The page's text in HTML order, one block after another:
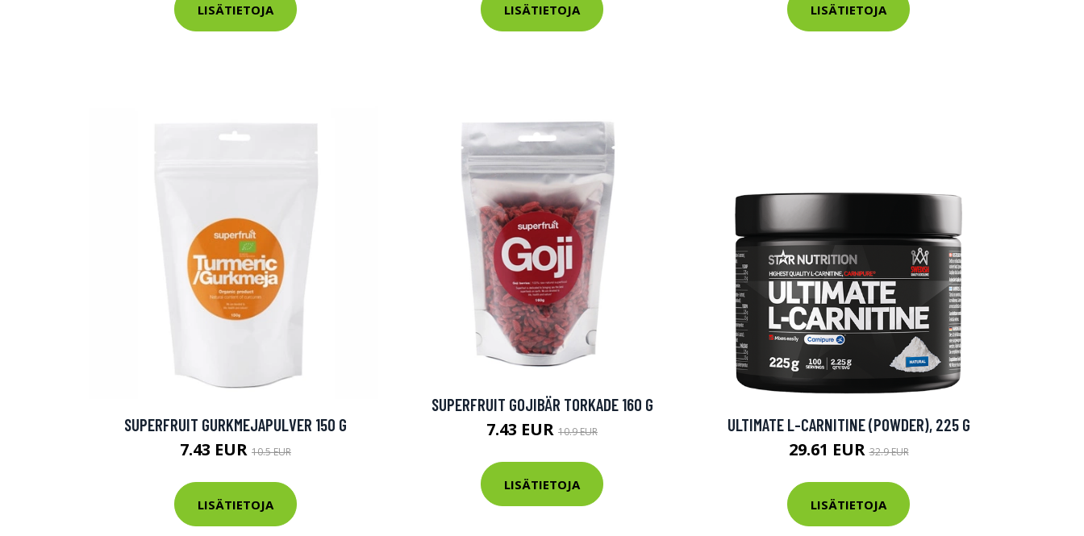
LISÄTIETOJA LISÄTIETOJA LISÄTIETOJA
SUPERFRUIT GURKMEJAPULVER 150 G
7.43 EUR 10.5 EUR
LISÄTIETOJA
SUPERFRUIT GOJIBÄR TORKADE 160 G
7.43 EUR 10.9 EUR
LISÄTIETOJA
ULTIMATE L-CARNITINE (POWDER), 225 G
29.61 EUR32.9 EUR
LISÄTIETOJA